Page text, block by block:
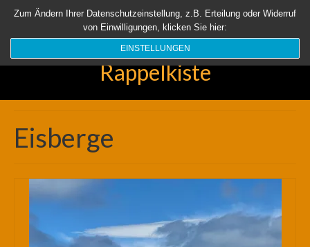
Startseite Aktuell Über uns Unsere Rappelkiste Länder
Suchen
Rappelkiste
Eisberge
Zum Ändern Ihrer Datenschutzeinstellung, z.B. Erteilung oder Widerruf
von Einwilligungen, klicken Sie hier:
EINSTELLUNGEN